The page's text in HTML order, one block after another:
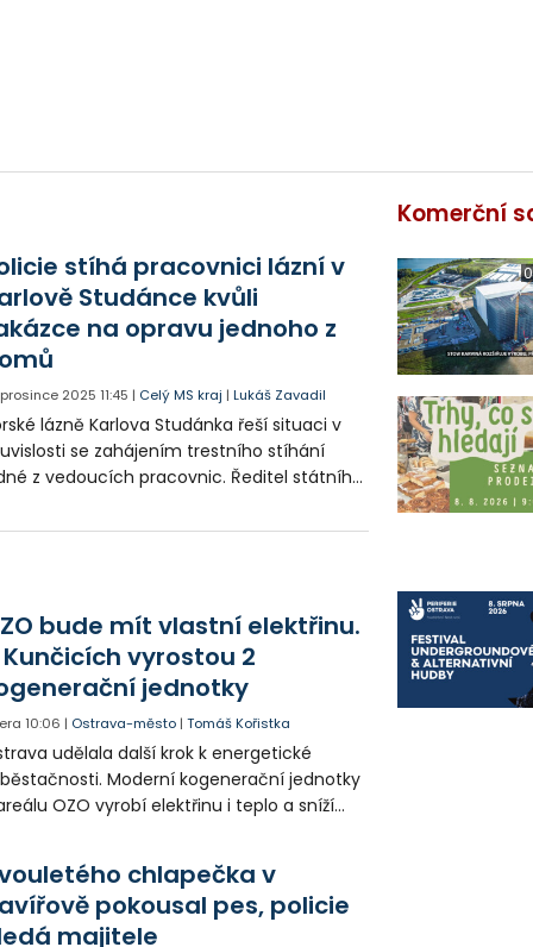
stíhá pracovnici lázní v
Studánce kvůli
na opravu jednoho z
prosince 2025 11:45 | Celý MS kraj |Lukáš Zavadil
lázně Karlova Studánka řeší situaci v
se zahájením trestního stíhání
z vedoucích pracovnic. Ředitel státního
veřejných zakázek a nákupů a o
bude mít vlastní elektřinu.
Kunčicích vyrostou 2
jednotky
10:06 | Ostrava-město |Tomáš Kořistka
udělala další krok k energetické
Moderní kogenerační jednotky
OZO vyrobí elektřinu i teplo a sníží
chlapečka v
pokousal pes, policie
majitele
Komerční